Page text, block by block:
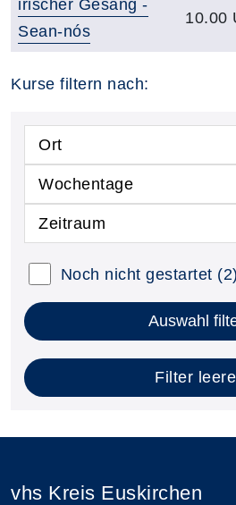
irischer Gesang -
Sean-nós
10.00
Kurse filtern nach:
Ort
Wochentage
Zeitraum
Noch nicht gestartet (2)
Auswahl
Filter
vhs Kreis Euskirchen